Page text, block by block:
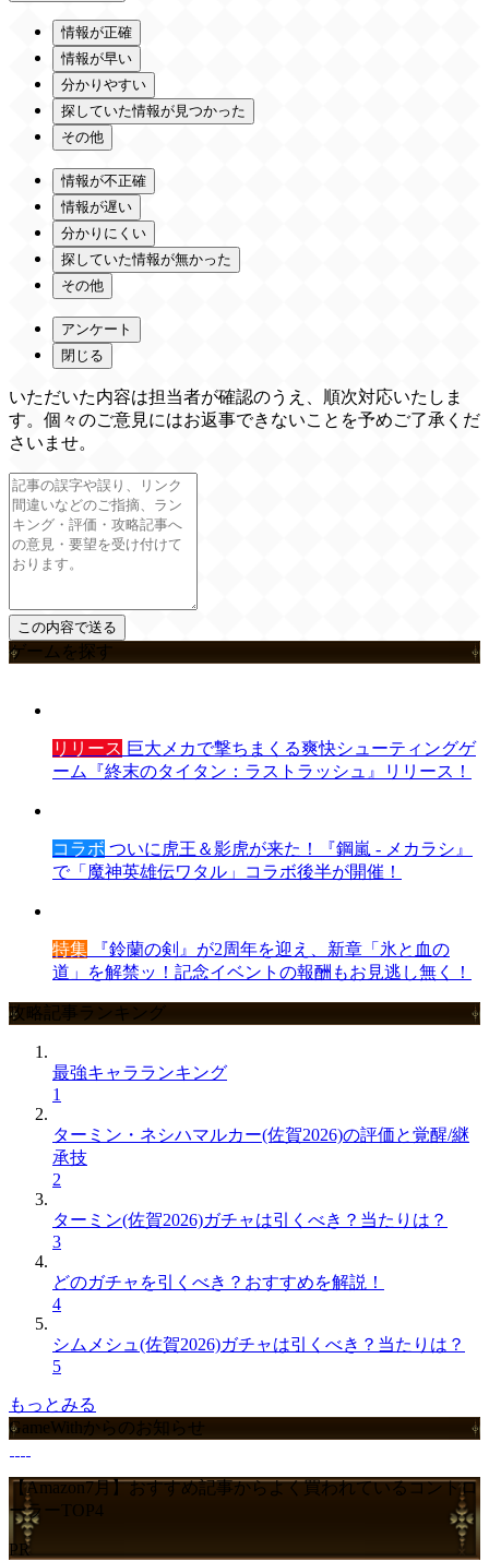
情報が正確
情報が早い
分かりやすい
探していた情報が見つかった
その他
情報が不正確
情報が遅い
分かりにくい
探していた情報が無かった
その他
アンケート
閉じる
いただいた内容は担当者が確認のうえ、順次対応いたしま
す。個々のご意見にはお返事できないことを予めご了承くだ
さいませ。
ゲームを探す
リリース 巨大メカで撃ちまくる爽快シューティングゲ
ーム『終末のタイタン：ラストラッシュ』リリース！
コラボ ついに虎王＆影虎が来た！『鋼嵐 - メカラシ』
で「魔神英雄伝ワタル」コラボ後半が開催！
特集 『鈴蘭の剣』が2周年を迎え、新章「氷と血の
道」を解禁ッ！記念イベントの報酬もお見逃し無く！
攻略記事ランキング
最強キャラランキング
1
ターミン・ネシハマルカー(佐賀2026)の評価と覚醒/継
承技
2
ターミン(佐賀2026)ガチャは引くべき？当たりは？
3
どのガチャを引くべき？おすすめを解説！
4
シムメシュ(佐賀2026)ガチャは引くべき？当たりは？
5
もっとみる
GameWithからのお知らせ
【Amazon7月】おすすめ記事からよく買われているコントロ
ーラーTOP4
PR